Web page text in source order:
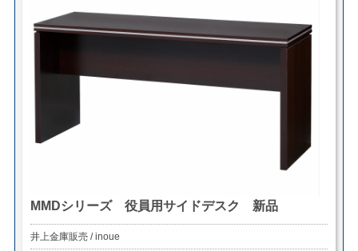
MMDシリーズ 役員用サイドデスク 新品
井上金庫販売 / inoue